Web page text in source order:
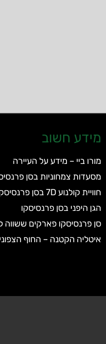
מידע חשוב
מורו ביי – מידע על העיירה
מסעדות צמחוניות בסן
חוויית קולנוע 7D בסן פרנסיסקו
הגן היפני בסן פרנסיסקו
סן פרנסיסקו פארקים ששווה
איטליה הקטנה – החוף הצפוני